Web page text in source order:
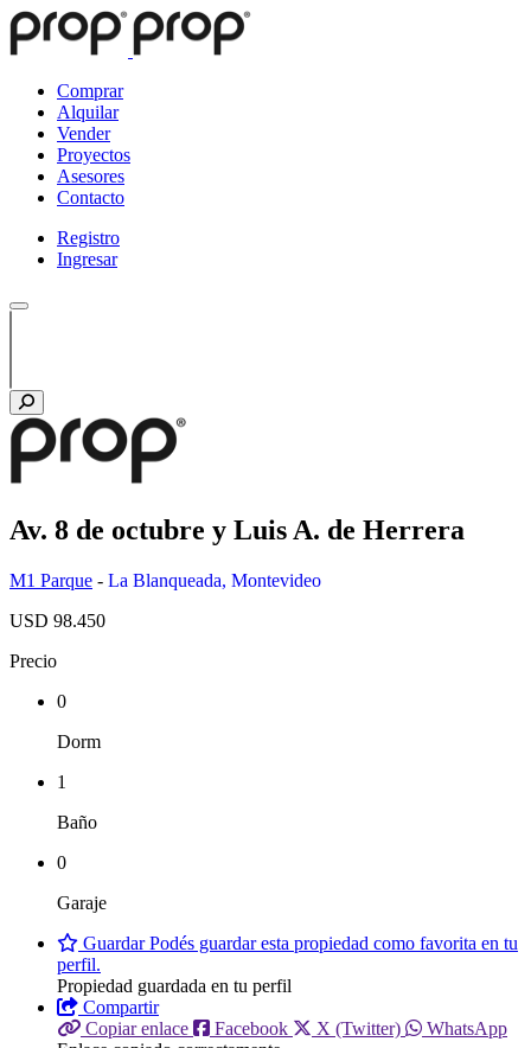
Comprar
Alquilar
Vender
Proyectos
Asesores
Contacto
Registro
Ingresar
Av. 8 de octubre y Luis A. de Herrera
M1 Parque - La Blanqueada, Montevideo
USD 98.450
Precio
0
Dorm
1
Baño
0
Garaje
GuardarPodés guardar esta propiedad como favorita en tu
perfil.
Propiedad guardada en tu perfil
Compartir
Copiar enlace
Facebook X (Twitter)
WhatsApp